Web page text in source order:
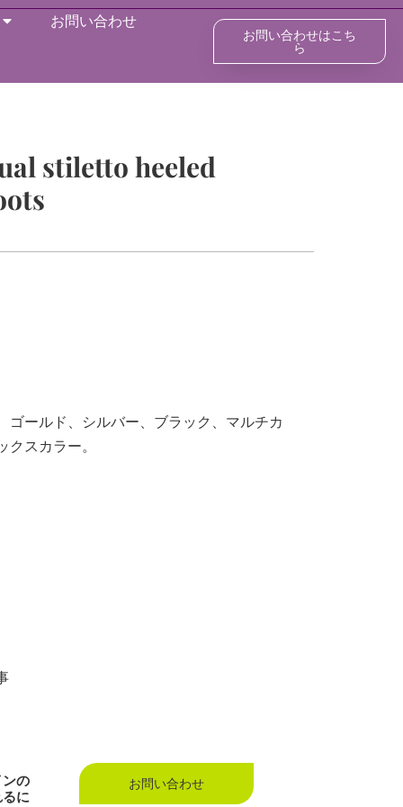
お問い合わせ
お問い合わせはこち
ら
stiletto heeled
ゴールド、シルバー、ブラック、マルチカ
クスカラー。
の
に
お問い合わせ